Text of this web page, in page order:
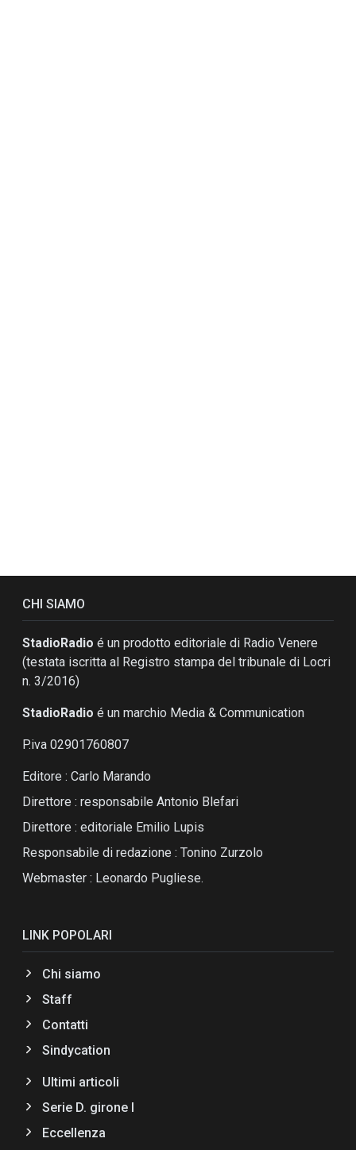
CHI SIAMO
StadioRadio é un prodotto editoriale di Radio Venere
(testata iscritta al Registro stampa del tribunale di Locri
n. 3/2016)
StadioRadio é un marchio Media & Communication
P.iva 02901760807
Editore : Carlo Marando
Direttore : responsabile Antonio Blefari
Direttore : editoriale Emilio Lupis
Responsabile di redazione : Tonino Zurzolo
Webmaster : Leonardo Pugliese.
LINK POPOLARI
Chi siamo
Staff
Contatti
Sindycation
Ultimi articoli
Serie D. girone I
Eccellenza